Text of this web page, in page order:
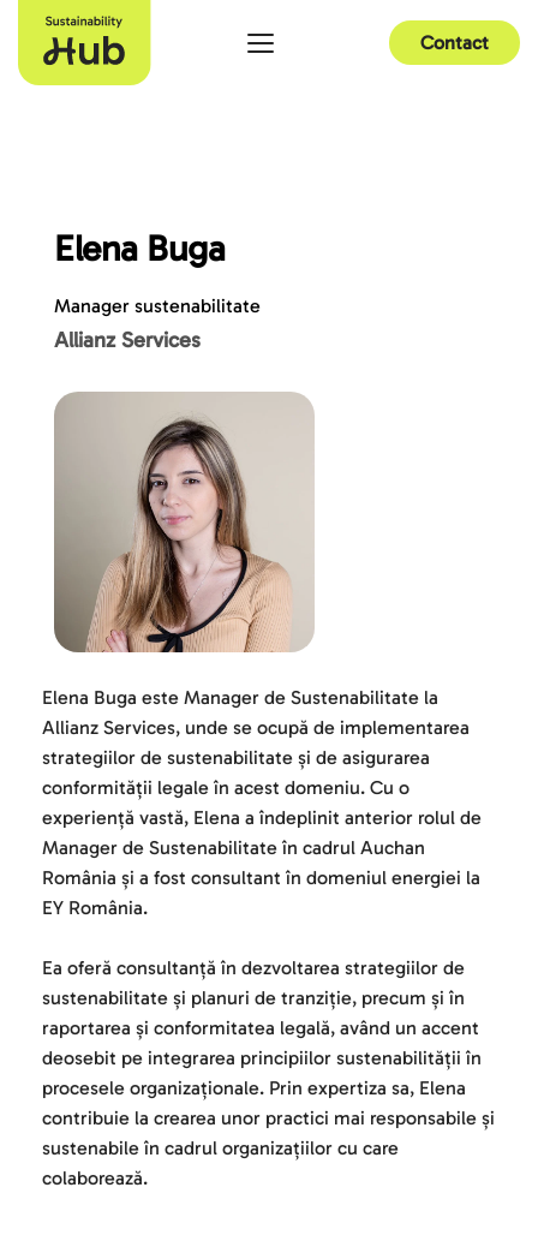
Contact
Elena Buga
Manager sustenabilitate
Allianz Services
Elena Buga este Manager de Sustenabilitate la
Allianz Services, unde se ocupă de implementarea
strategiilor de sustenabilitate și de asigurarea
conformității legale în acest domeniu. Cu o
experiență vastă, Elena a îndeplinit anterior rolul de
Manager de Sustenabilitate în cadrul Auchan
România și a fost consultant în domeniul energiei la
EY România.
Ea oferă consultanță în dezvoltarea strategiilor de
sustenabilitate și planuri de tranziție, precum și în
raportarea și conformitatea legală, având un accent
deosebit pe integrarea principiilor sustenabilității în
procesele organizaționale. Prin expertiza sa, Elena
contribuie la crearea unor practici mai responsabile și
sustenabile în cadrul organizațiilor cu care
colaborează.